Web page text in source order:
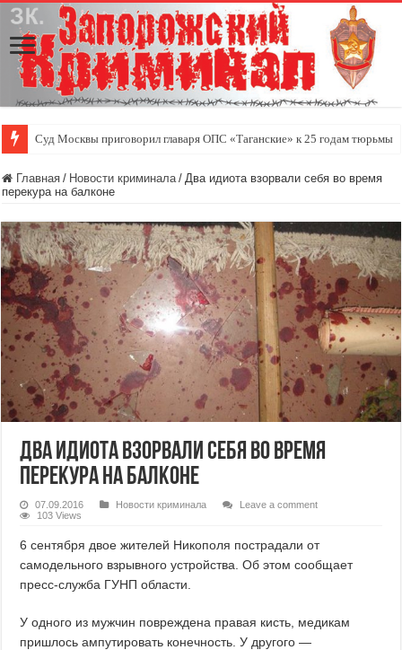
Суд Москвы приговорил главаря ОПС «Таганские» к 25 годам тюрьмы
Главная / Новости криминала / Два идиота взорвали себя во время
перекура на балконе
Два идиота взорвали себя во время
перекура на балконе
07.09.2016 Новости криминала
Leave a comment
103 Views
6 сентября двое жителей Никополя пострадали от
самодельного взрывного устройства. Об этом сообщает
пресс-служба ГУНП области.
У одного из мужчин повреждена правая кисть, медикам
пришлось ампутировать конечность. У другого —